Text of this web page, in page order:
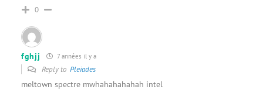
0
fghjj 7 années il y a
Reply to Pleiades
meltown spectre mwhahahahahah intel